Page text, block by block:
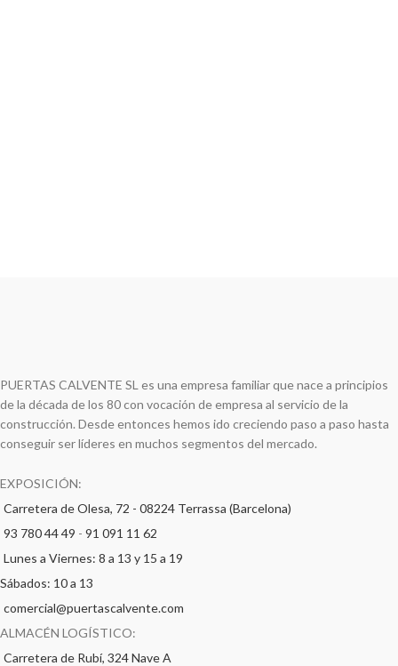
PUERTAS CALVENTE SL es una empresa familiar que nace a principios
de la década de los 80 con vocación de empresa al servicio de la
construcción. Desde entonces hemos ido creciendo paso a paso hasta
conseguir ser líderes en muchos segmentos del mercado.
EXPOSICIÓN:
Carretera de Olesa, 72 - 08224 Terrassa (Barcelona)
93 780 44 49 - 91 091 11 62
Lunes a Viernes: 8 a 13 y 15 a 19
Sábados: 10 a 13
comercial@puertascalvente.com
ALMACÉN LOGÍSTICO:
Carretera de Rubí, 324 Nave A